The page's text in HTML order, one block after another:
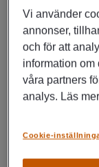
Personligt
Vi tar oss tid att
Vi använder
annonser,
och för att
information om
våra partners
analys. Läs
Cookie-